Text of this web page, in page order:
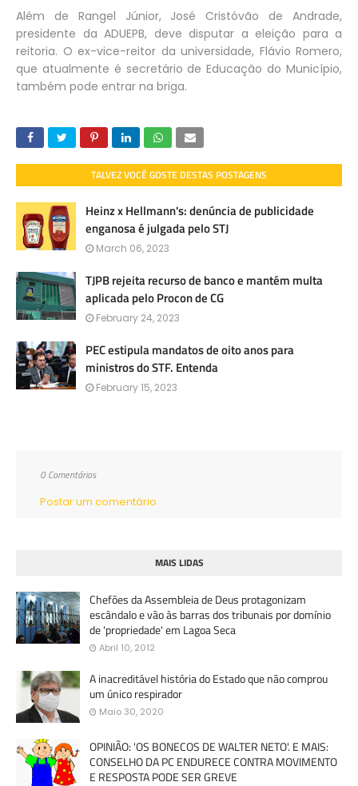
Além de Rangel Júnior, José Cristóvão de Andrade,
presidente da ADUEPB, deve disputar a eleição para a
reitoria. O ex-vice-reitor da universidade, Flávio Romero,
que atualmente é secretário de Educação do Município,
também pode entrar na briga.
TALVEZ VOCÊ GOSTE DESTAS POSTAGENS
Heinz x Hellmann's: denúncia de publicidade
enganosa é julgada pelo STJ
March 06, 2023
TJPB rejeita recurso de banco e mantém multa
aplicada pelo Procon de CG
February 24, 2023
PEC estipula mandatos de oito anos para
ministros do STF. Entenda
February 15, 2023
0 Comentários
Postar um comentário
MAIS LIDAS
Chefões da Assembleia de Deus protagonizam
escândalo e vão às barras dos tribunais por domínio
de 'propriedade' em Lagoa Seca
Abril 10, 2012
A inacreditável história do Estado que não comprou
um único respirador
Maio 30, 2020
OPINIÃO: 'OS BONECOS DE WALTER NETO'. E MAIS:
CONSELHO DA PC ENDURECE CONTRA MOVIMENTO
E RESPOSTA PODE SER GREVE